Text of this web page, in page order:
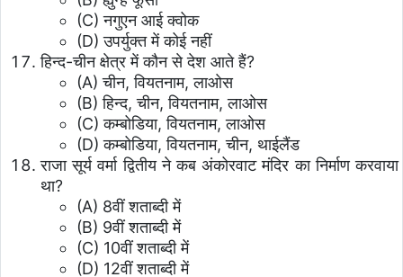
(C) नगुएन आई क्वोक
(D) उपर्युक्त में कोई नहीं
हिन्द-चीन क्षेत्र में कौन से देश आते हैं?
(A) चीन, वियतनाम, लाओस
(B) हिन्द, चीन, वियतनाम, लाओस
(C) कम्बोडिया, वियतनाम, लाओस
(D) कम्बोडिया, वियतनाम, चीन, थाईलैंड
राजा सूर्य वर्मा द्वितीय ने कब अंकोरवाट मंदिर का निर्माण करवाया
था?
(A) 8वीं शताब्दी में
(B) 9वीं शताब्दी में
(C) 10वीं शताब्दी में
(D) 12वीं शताब्दी में